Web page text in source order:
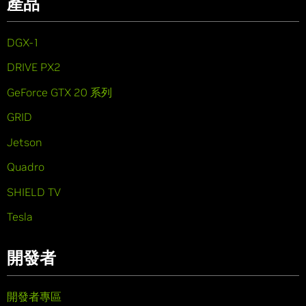
DGX-1
DRIVE PX2
GeForce GTX 20 系列
GRID
Jetson
Quadro
SHIELD TV
Tesla
開發者
開發者專區